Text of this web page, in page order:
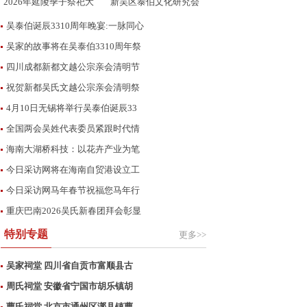
典在
吴泰伯诞辰3310周年晚宴:一脉同心
吴家的故事将在吴泰伯3310周年祭
四川成都新都文越公宗亲会清明节
祝贺新都吴氏文越公宗亲会清明祭
4月10日无锡将举行吴泰伯诞辰33
全国两会吴姓代表委员紧跟时代情
海南大湖桥科技：以花卉产业为笔
今日采访网将在海南自贸港设立工
今日采访网马年春节祝福您马年行
重庆巴南2026吴氏新春团拜会彰显
特别专题 更多>>
吴家祠堂 四川省自贡市富顺县古
周氏祠堂 安徽省宁国市胡乐镇胡